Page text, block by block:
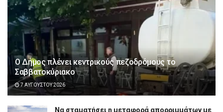
Ο Δήμος πλένει κεντρικούς πεζοδρόμους το
Σαββατοκύριακο
7 ΑΥΓΟΎΣΤΟΥ 2026
Να σταματήσει η μεταφορά απορριμμάτων με